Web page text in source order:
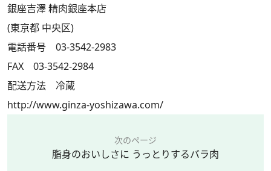
銀座吉澤 精肉銀座本店
(東京都 中央区)
電話番号 03-3542-2983
FAX 03-3542-2984
配送方法 冷蔵
http://www.ginza-yoshizawa.com/
次のページ
脂身のおいしさに うっとりするバラ肉